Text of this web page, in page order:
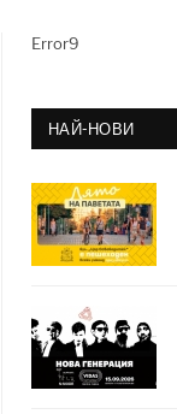
Error9
НАЙ-НОВИ